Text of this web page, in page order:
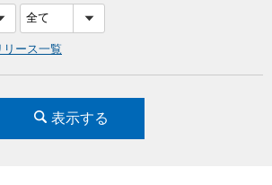
ース一覧
表示する